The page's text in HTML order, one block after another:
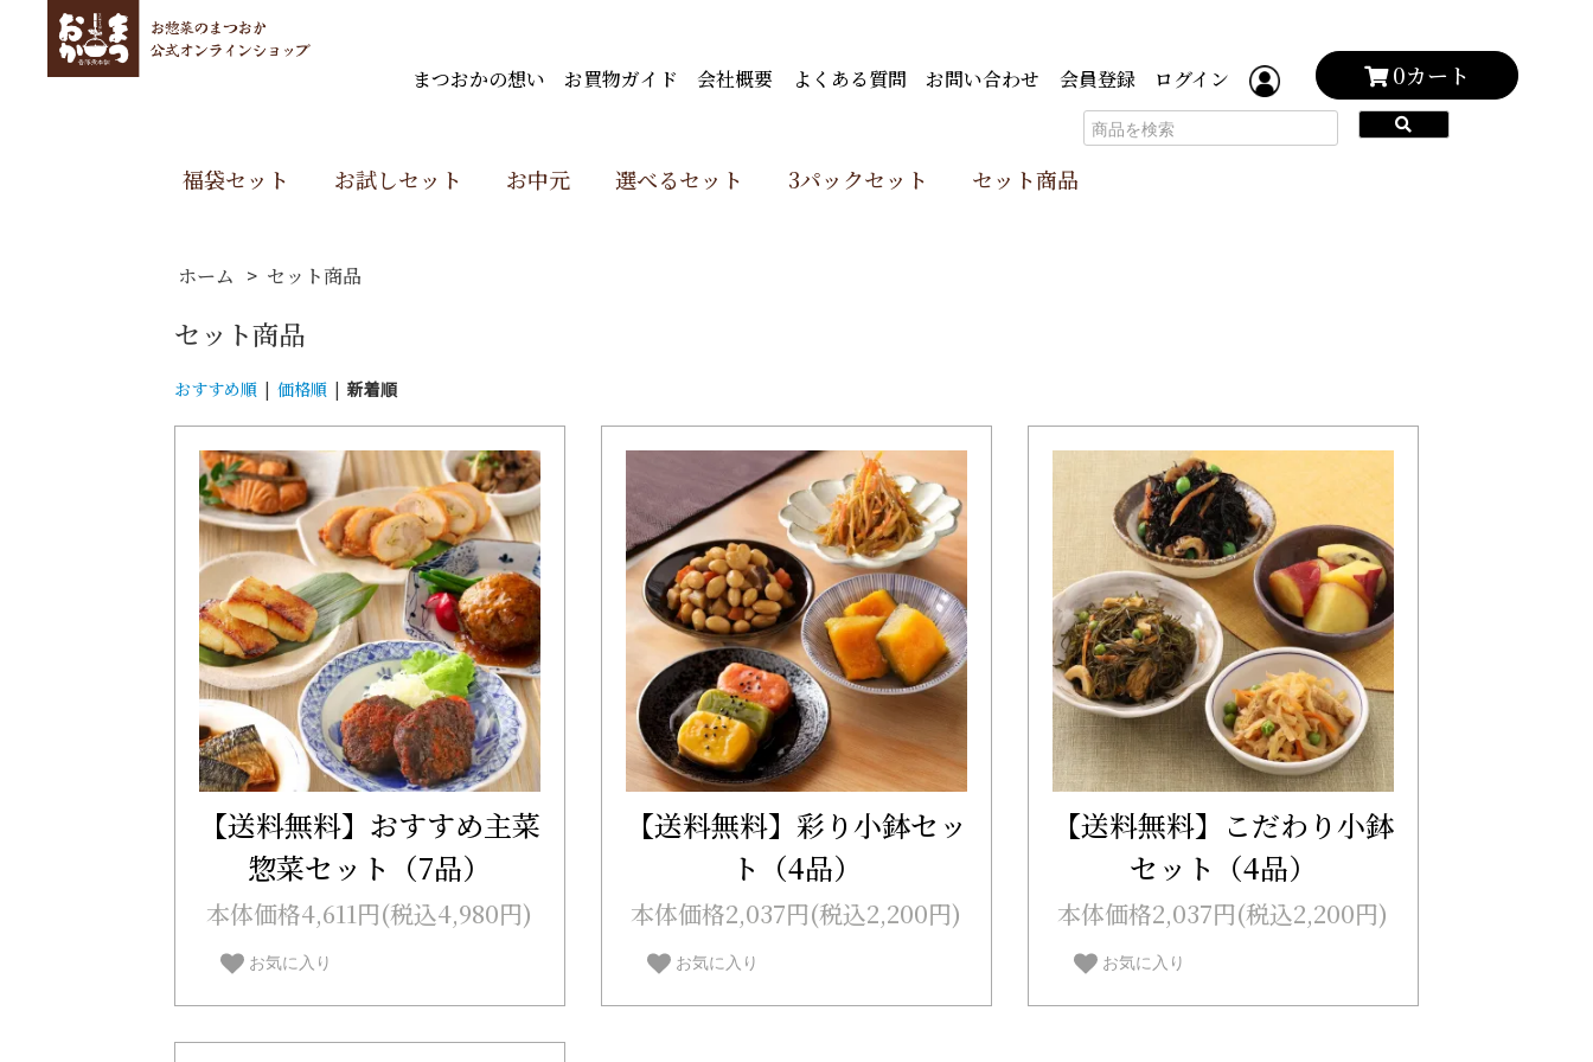
まつおかの想い お買物ガイド 会社概要 よくある質問 お問い合わせ 会員登録 ログイン 0カート
福袋セット お試しセット お中元 選べるセット 3パックセット セット商品
ホーム > セット商品
セット商品
おすすめ順 | 価格順 | 新着順
【送料無料】おすすめ主菜
惣菜セット（7品）
本体価格4,611円(税込4,980円)
お気に入り
【送料無料】彩り小鉢セッ
ト（4品）
本体価格2,037円(税込2,200円)
お気に入り
【送料無料】こだわり小鉢
セット（4品）
本体価格2,037円(税込2,200円)
お気に入り